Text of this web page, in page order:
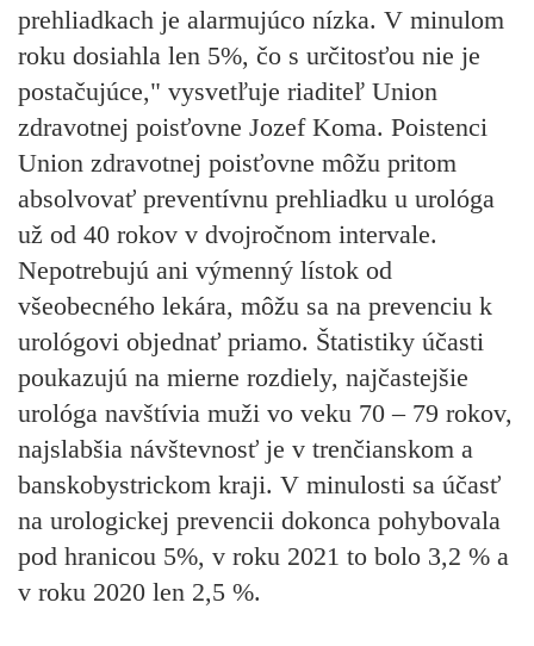
prehliadkach je alarmujúco nízka. V minulom
roku dosiahla len 5%, čo s určitosťou nie je
postačujúce," vysvetľuje riaditeľ Union
zdravotnej poisťovne Jozef Koma. Poistenci
Union zdravotnej poisťovne môžu pritom
absolvovať preventívnu prehliadku u urológa
už od 40 rokov v dvojročnom intervale.
Nepotrebujú ani výmenný lístok od
všeobecného lekára, môžu sa na prevenciu k
urológovi objednať priamo. Štatistiky účasti
poukazujú na mierne rozdiely, najčastejšie
urológa navštívia muži vo veku 70 – 79 rokov,
najslabšia návštevnosť je v trenčianskom a
banskobystrickom kraji. V minulosti sa účasť
na urologickej prevencii dokonca pohybovala
pod hranicou 5%, v roku 2021 to bolo 3,2 % a
v roku 2020 len 2,5 %.